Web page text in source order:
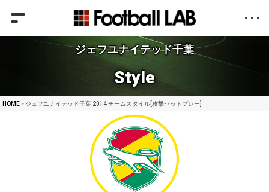
ジェフユナイテッド千葉
Style
HOME» ジェフユナイテッド千葉 2014 チームスタイル[攻撃セットプレー]